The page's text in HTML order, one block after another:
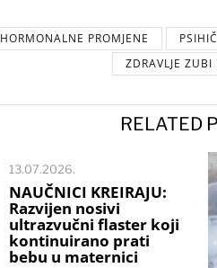
HORMONALNE PROMJENE
ZDRAVLJE ZUBI
RELATED
13.07.2026.
NAUČNICI KREIRAJU:
Razvijen nosivi
ultrazvučni flaster koji
kontinuirano prati
bebu u maternici